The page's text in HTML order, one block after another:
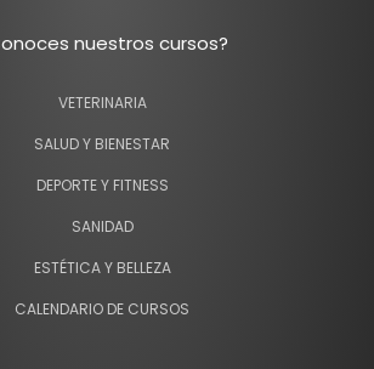
nuestros cursos?
VETERINARIA
SALUD Y BIENESTAR
DEPORTE Y FITNESS
SANIDAD
ESTÉTICA Y BELLEZA
CALENDARIO DE CURSOS